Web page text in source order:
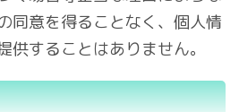
同意を得ることなく、個人情
供することはありません。